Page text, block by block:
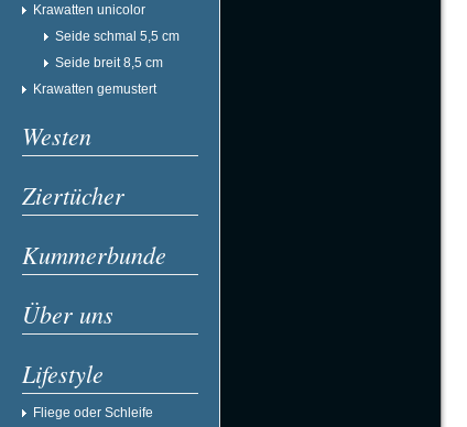
Krawatten unicolor
Seide schmal 5,5 cm
Seide breit 8,5 cm
Krawatten gemustert
Westen
Ziertücher
Kummerbunde
Über uns
Lifestyle
Fliege oder Schleife